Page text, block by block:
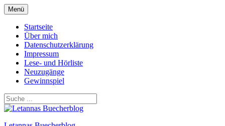
Zum
Inhalt
springen
Menü
Startseite
Über mich
Datenschutzerklärung
Impressum
Lese- und Hörliste
Neuzugänge
Gewinnspiel